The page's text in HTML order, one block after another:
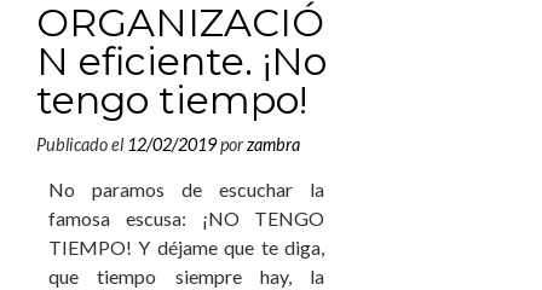
ORGANIZACIÓ
N eficiente. ¡No
tengo tiempo!
Publicado el 12/02/2019porzambra
No paramos de escuchar la
famosa escusa: ¡NO TENGO
TIEMPO! Y déjame que te diga,
que tiempo siempre hay, la